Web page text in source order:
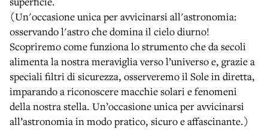
(Un'occasione unica per avvicinarsi all'astronomia:
osservando l'astro che domina il cielo diurno!
Scopriremo come funziona lo strumento che da secoli
alimenta la nostra meraviglia verso l’universo e, grazie a
speciali filtri di sicurezza, osserveremo il Sole in diretta,
imparando a riconoscere macchie solari e fenomeni
della nostra stella. Un’occasione unica per avvicinarsi
all’astronomia in modo pratico, sicuro e affascinante.)